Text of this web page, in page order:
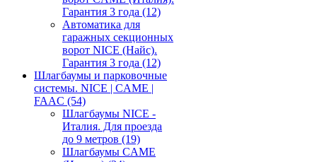
Гарантия 3 года (12)
Автоматика для
гаражных секционных
ворот NICE (Найс).
Гарантия 3 года (12)
Шлагбаумы и парковочные
системы. NICE | CAME |
FAAC (54)
Шлагбаумы NICE -
Италия. Для проезда
до 9 метров (19)
Шлагбаумы CAME